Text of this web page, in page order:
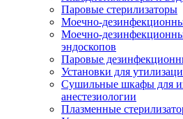
Паровые стерилизаторы
Моечно-
Моечно-
эндоскопов
Паровые
Установки для
Сушильные шкафы для
анестезиологии
Плазменные